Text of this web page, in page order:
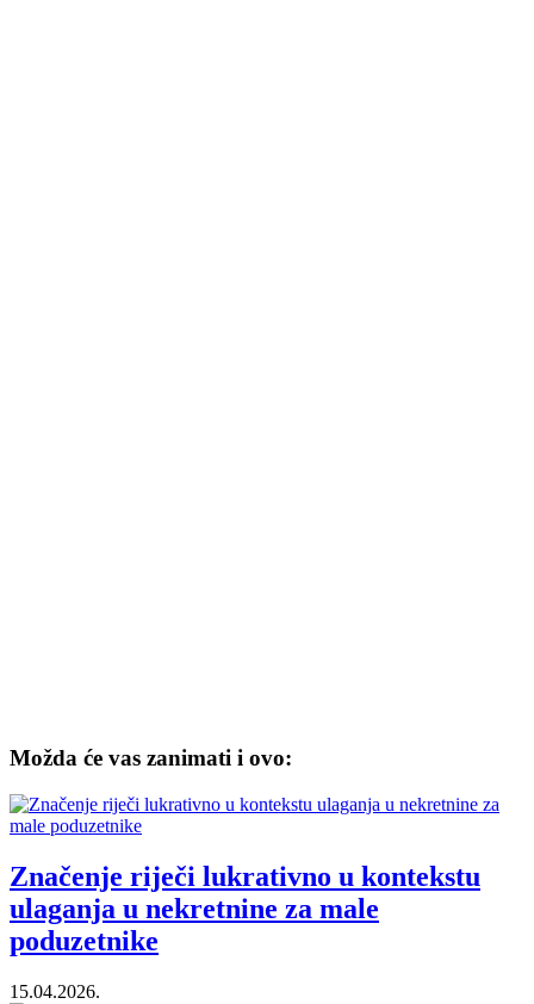
Možda će vas zanimati i ovo:
Značenje riječi lukrativno u kontekstu
ulaganja u nekretnine za male
poduzetnike
15.04.2026.